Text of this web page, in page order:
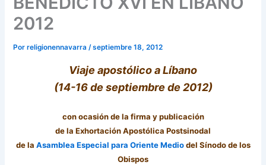
2012
Porreligionennavarra/septiembre 18, 2012
Viaje apostólico a Líbano
(14-16 de septiembre de 2012)
con ocasión de la firma y publicación
de la Exhortación Apostólica Postsinodal
de la Asamblea Especial para Oriente Mediodel Sínodo de los
Obispos